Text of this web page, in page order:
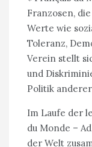
Franzosen,
Werte wie
Toleranz,
Verein stellt
und
Politik
Im Laufe der
du Monde –
der Welt